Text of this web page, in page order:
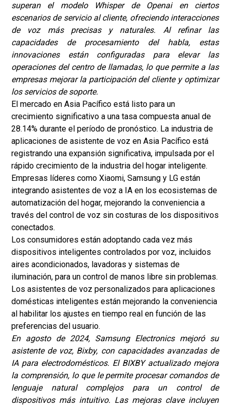
superan el modelo Whisper de Openai en ciertos
escenarios de servicio al cliente, ofreciendo interacciones
de voz más precisas y naturales. Al refinar las
capacidades de procesamiento del habla, estas
innovaciones están configuradas para elevar las
operaciones del centro de llamadas, lo que permite a las
empresas mejorar la participación del cliente y optimizar
los servicios de soporte.
El mercado en Asia Pacífico está listo para un
crecimiento significativo a una tasa compuesta anual de
28.14% durante el período de pronóstico. La industria de
aplicaciones de asistente de voz en Asia Pacífico está
registrando una expansión significativa, impulsada por el
rápido crecimiento de la industria del hogar inteligente.
Empresas líderes como Xiaomi, Samsung y LG están
integrando asistentes de voz a IA en los ecosistemas de
automatización del hogar, mejorando la conveniencia a
través del control de voz sin costuras de los dispositivos
conectados.
Los consumidores están adoptando cada vez más
dispositivos inteligentes controlados por voz, incluidos
aires acondicionados, lavadoras y sistemas de
iluminación, para un control de manos libre sin problemas.
Los asistentes de voz personalizados para aplicaciones
domésticas inteligentes están mejorando la conveniencia
al habilitar los ajustes en tiempo real en función de las
preferencias del usuario.
En agosto de 2024, Samsung Electronics mejoró su
asistente de voz, Bixby, con capacidades avanzadas de
IA para electrodomésticos. El BIXBY actualizado mejora
la comprensión, lo que le permite procesar comandos de
lenguaje natural complejos para un control de
dispositivos más intuitivo. Las mejoras clave incluyen